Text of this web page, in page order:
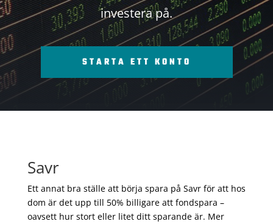
investera på.
STARTA ETT KONTO
Savr
Ett annat bra ställe att börja spara på Savr för att hos
dom är det upp till 50% billigare att fondspara –
oavsett hur stort eller litet ditt sparande är. Mer